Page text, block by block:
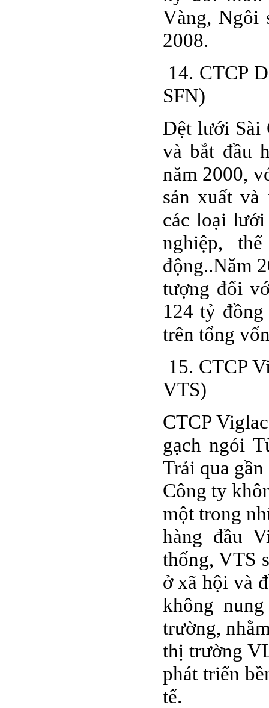
Vàng, Ngôi
2008.
14. CTCP
SFN)
Dệt lưới Sài
và bắt đầu
năm 2000,
sản xuất
các loại
nghiệp,
động..Năm
tượng đối
124 tỷ
trên tổng
15. CTCP
VTS)
CTCP
gạch ngói
Trải qua
Công ty
một trong
hàng đầu
thống, VTS
ở xã hội và
không
trường,
thị trường
phát triển
tế.